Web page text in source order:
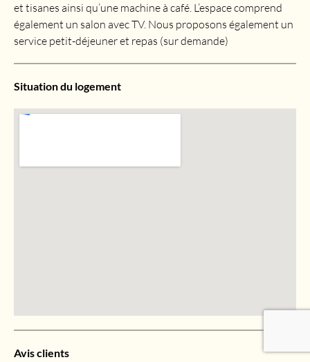
et tisanes ainsi qu’une machine à café. L’espace comprend
également un salon avec TV. Nous proposons également un
service petit-déjeuner et repas (sur demande)
Situation du logement
Avis clients